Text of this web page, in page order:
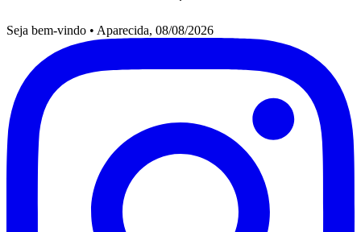
Seja bem-vindo • Aparecida, 08/08/2026